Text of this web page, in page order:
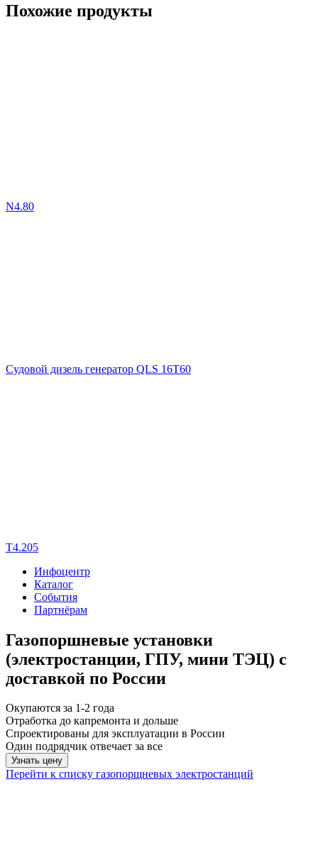
Похожие продукты
N4.80
Судовой дизель генератор QLS 16T60
T4.205
Инфоцентр
Каталог
События
Партнёрам
Газопоршневые установки
(электростанции, ГПУ, мини ТЭЦ) с
доставкой по России
Окупаются за 1-2 года
Отработка до капремонта и дольше
Спроектированы для эксплуатации в России
Один подрядчик отвечает за все
Узнать цену
Перейти к списку газопорщневых электростанций